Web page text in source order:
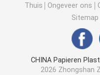
Opstaande
Voedsel voor
Papieren
Thuis Ongeveer ons
Sitemap
CHINA Papieren
2026 Zhongshan